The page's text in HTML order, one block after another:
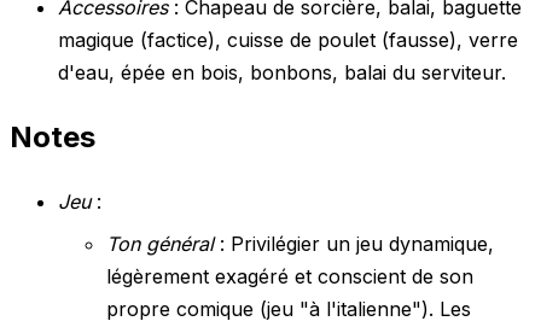
Accessoires: Chapeau de sorcière, balai, baguette
magique (factice), cuisse de poulet (fausse), verre
d'eau, épée en bois, bonbons, balai du serviteur.
Notes
Jeu:
Ton général: Privilégier un jeu dynamique,
légèrement exagéré et conscient de son
propre comique (jeu "à l'italienne"). Les